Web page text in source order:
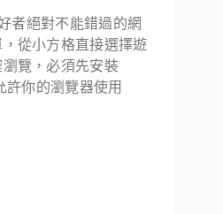
者絕對不能錯過的網
從小方格直接選擇遊
覽，必須先安裝
許你的瀏覽器使用